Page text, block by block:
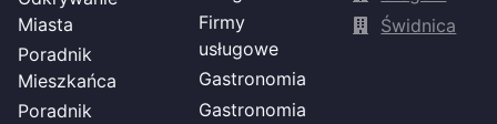
Miasta
Poradnik
Mieszkańca
Poradnik
Firmy
usługowe
Gastronomia
Gastronomia
Świdnica